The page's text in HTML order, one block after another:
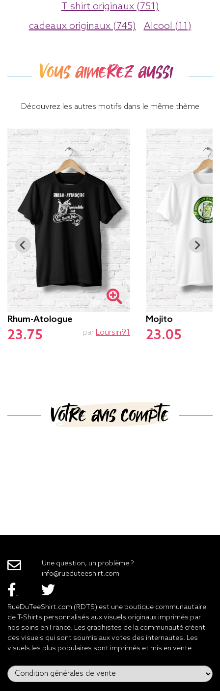
T shirt originaux (751)
cadeaux originaux (745)
Alcool (11)
Vous aimerez aussi
Découvrez les autres motifs dans le même thème
Rhum-Atologue
23.75 par Loursin91
Mojito
23.05
Votre avis compte
Une question, un problème ?
info@rueduteeshirt.com
RueDuTeeShirt.com (RDTS) est une boutique communautaire
de T-Shirts personnalisés aux visuels originaux imprimés par
nos soins en France. Les graphistes de la communauté créent
des visuels qui sont soumis aux votes des internautes. Les
visuels les plus populaires sont imprimés et mis en vente.